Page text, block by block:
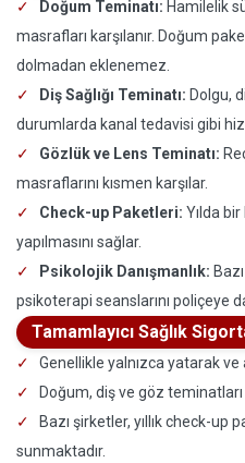
Doğum Teminatı: Hamilelik
masrafları karşılanır. Doğum
dolmadan eklenemez.
Diş Sağlığı Teminatı: Dolgu,
durumlarda kanal tedavisi gibi
Gözlük ve Lens Teminatı:
masraflarını kısmen karşılar.
Check-up Paketleri: Yılda
yapılmasını sağlar.
Psikolojik Danışmanlık:
psikoterapi seanslarını poliçeye
Tamamlayıcı Sağlık
Genellikle yalnızca yatarak
Doğum, diş ve göz
Bazı şirketler, yıllık check-
sunmaktadır.